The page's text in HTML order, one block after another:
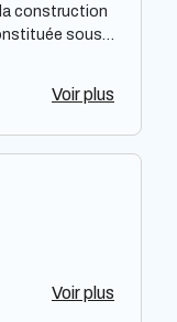
la construction
sous
répondre
et une
Voir plus
Voir plus